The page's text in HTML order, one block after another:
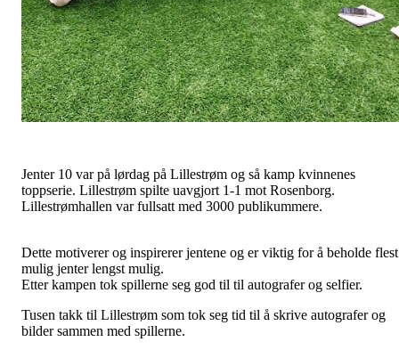
Jenter 10 var på lørdag på Lillestrøm og så kamp kvinnenes
toppserie. Lillestrøm spilte uavgjort 1-1 mot Rosenborg.
Lillestrømhallen var fullsatt med 3000 publikummere.
Dette motiverer og inspirerer jentene og er viktig for å beholde flest
mulig jenter lengst mulig.
Etter kampen tok spillerne seg god til til autografer og selfier.
Tusen takk til Lillestrøm som tok seg tid til å skrive autografer og
bilder sammen med spillerne.